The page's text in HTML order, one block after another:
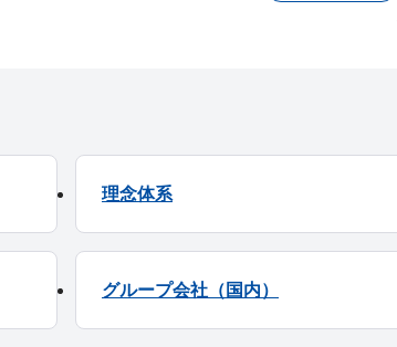
理念体系
グループ会社（国内）